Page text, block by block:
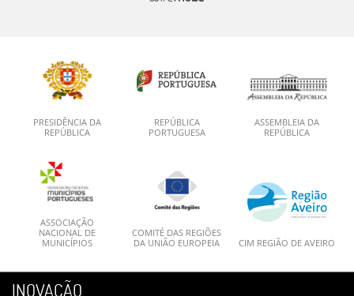
PRESIDÊNCIA DA
REPÚBLICA
REPÚBLICA
PORTUGUESA
ASSEMBLEIA DA
REPÚBLICA
ASSOCIAÇÃO
NACIONAL DE
MUNICÍPIOS
COMITÉ DAS REGIÕES
DA UNIÃO EUROPEIA
CIM REGIÃO DE AVEIRO
INOVAÇÃO